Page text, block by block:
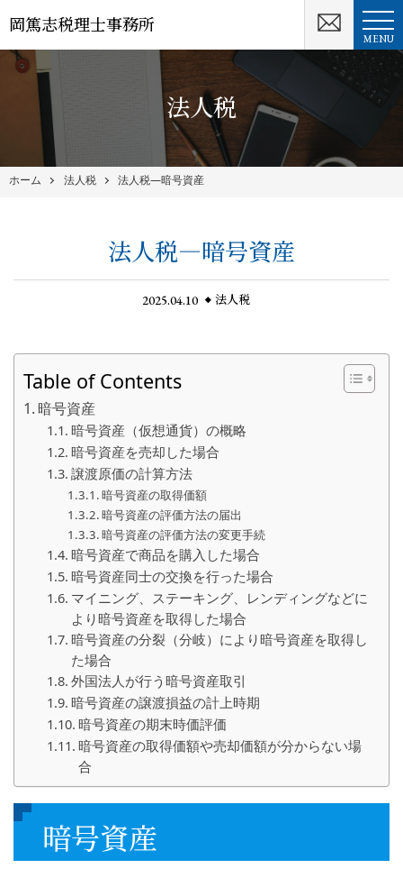
岡篤志税理士事務所
MENU
法人税
ホーム 法人税 法人税―暗号資産
法人税―暗号資産
2025.04.10 法人税
Table of Contents
暗号資産
暗号資産（仮想通貨）の概略
暗号資産を売却した場合
譲渡原価の計算方法
暗号資産の取得価額
暗号資産の評価方法の届出
暗号資産の評価方法の変更手続
暗号資産で商品を購入した場合
暗号資産同士の交換を行った場合
マイニング、ステーキング、レンディングなどに
より暗号資産を取得した場合
暗号資産の分裂（分岐）により暗号資産を取得し
た場合
外国法人が行う暗号資産取引
暗号資産の譲渡損益の計上時期
暗号資産の期末時価評価
暗号資産の取得価額や売却価額が分からない場
合
暗号資産